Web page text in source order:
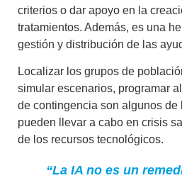
criterios o dar apoyo en la
tratamientos. Además, es una
gestión y distribución de las
Localizar los grupos de
simular escenarios, programar
de contingencia son algunos de
pueden llevar a cabo en crisis
de los recursos tecnológicos.
“La IA no es un